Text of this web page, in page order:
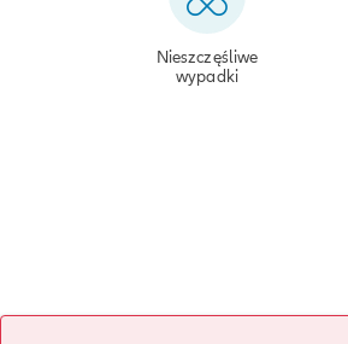
Nieszczęśliwe
wypadki